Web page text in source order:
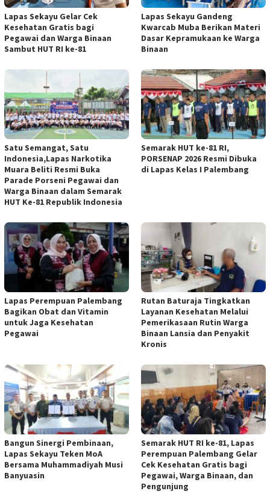
Lapas Sekayu Gelar Cek
Kesehatan Gratis bagi
Pegawai dan Warga Binaan
Sambut HUT RI ke-81
Lapas Sekayu Gandeng
Kwarcab Muba Berikan Materi
Dasar Kepramukaan ke Warga
Binaan
Satu Semangat, Satu
Indonesia,Lapas Narkotika
Muara Beliti Resmi Buka
Parade Porseni Pegawai dan
Warga Binaan dalam Semarak
HUT Ke-81 Republik Indonesia
Semarak HUT ke-81 RI,
PORSENAP 2026 Resmi Dibuka
di Lapas Kelas I Palembang
Lapas Perempuan Palembang
Bagikan Obat dan Vitamin
untuk Jaga Kesehatan
Pegawai
Rutan Baturaja Tingkatkan
Layanan Kesehatan Melalui
Pemerikasaan Rutin Warga
Binaan Lansia dan Penyakit
Kronis
Bangun Sinergi Pembinaan,
Lapas Sekayu Teken MoA
Bersama Muhammadiyah Musi
Banyuasin
Semarak HUT RI ke-81, Lapas
Perempuan Palembang Gelar
Cek Kesehatan Gratis bagi
Pegawai, Warga Binaan, dan
Pengunjung